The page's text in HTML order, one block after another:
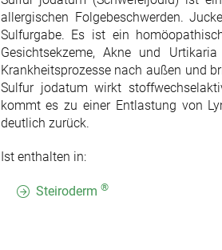
allergischen Folgebeschwerden.
Sulfurgabe. Es ist ein
Gesichtsekzeme, Akne und
Krankheitsprozesse nach außen und
Sulfur jodatum wirkt
kommt es zu einer Entlastung von
deutlich zurück.
Ist enthalten in:
Steiroderm ®